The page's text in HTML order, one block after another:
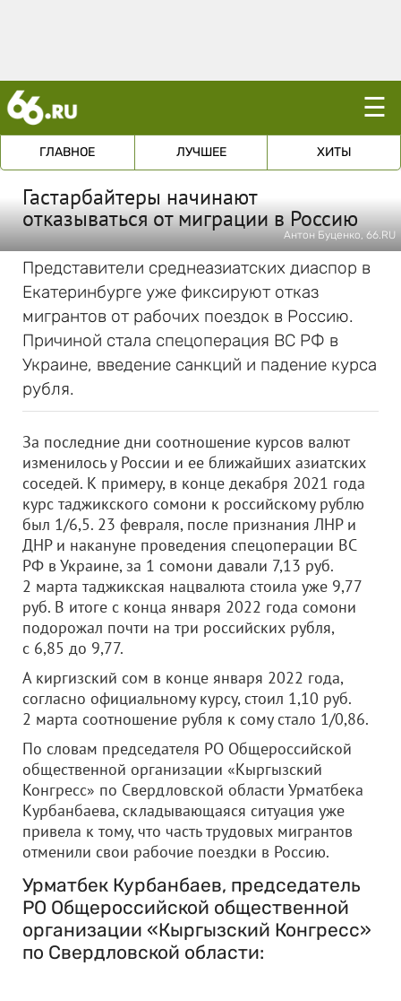
☰
ГЛАВНОЕ ЛУЧШЕЕ ХИТЫ
Гастарбайтеры начинают
отказываться от миграции в Россию
Антон Буценко, 66.RU
Представители среднеазиатских диаспор в
Екатеринбурге уже фиксируют отказ
мигрантов от рабочих поездок в Россию.
Причиной стала спецоперация ВС РФ в
Украине, введение санкций и падение курса
рубля.
За последние дни соотношение курсов валют
изменилось у России и ее ближайших азиатских
соседей. К примеру, в конце декабря 2021 года
курс таджикского сомони к российскому рублю
был 1/6,5. 23 февраля, после признания ЛНР и
ДНР и накануне проведения спецоперации ВС
РФ в Украине, за 1 сомони давали 7,13 руб.
2 марта таджикская нацвалюта стоила уже 9,77
руб. В итоге с конца января 2022 года сомони
подорожал почти на три российских рубля,
с 6,85 до 9,77.
А киргизский сом в конце января 2022 года,
согласно официальному курсу, стоил 1,10 руб.
2 марта соотношение рубля к сому стало 1/0,86.
По словам председателя РО Общероссийской
общественной организации «Кыргызский
Конгресс» по Свердловской области Урматбека
Курбанбаева, складывающаяся ситуация уже
привела к тому, что часть трудовых мигрантов
отменили свои рабочие поездки в Россию.
Урматбек Курбанбаев, председатель
РО Общероссийской общественной
организации «Кыргызский Конгресс»
по Свердловской области: